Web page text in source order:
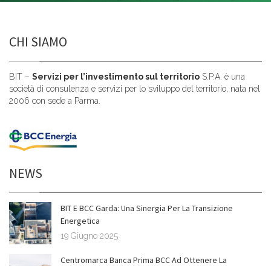
CHI SIAMO
BIT – Servizi per l’investimento sul territorio S.P.A. è una
società di consulenza e servizi per lo sviluppo del territorio, nata nel
2006 con sede a Parma.
NEWS
BIT E BCC Garda: Una Sinergia Per La Transizione
Energetica
19 Giugno 2025
Centromarca Banca Prima BCC Ad Ottenere La